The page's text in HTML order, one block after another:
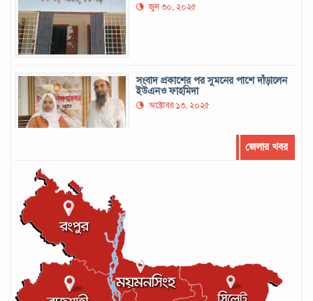
জুন ৩০, ২০২৫
সংবাদ প্রকাশের পর সুমনের পাশে দাঁড়ালেন
ইউএনও ফাহমিদা
অক্টোবর ১৩, ২০২৫
লঙ্কান কোচকে ২০ বছরের জন্য নিষিদ্ধ ঘোষণা
সেপ্টেম্বর ২০, ২০২৪
জেলার খবর